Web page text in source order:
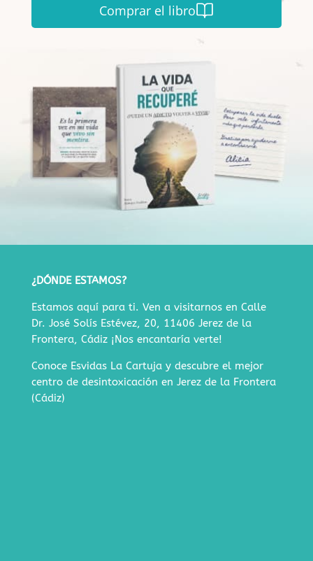
Comprar el libro
¿DÓNDE ESTAMOS?
Estamos aquí para ti. Ven a visitarnos en Calle
Dr. José Solís Estévez, 20, 11406 Jerez de la
Frontera, Cádiz¡Nos encantaría verte!
Conoce Esvidas La Cartuja y descubre el mejor
centro de desintoxicación en Jerez de la Frontera
(Cádiz)